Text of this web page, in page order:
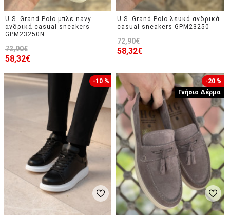
U.S. Grand Polo μπλε navy
ανδρικά casual sneakers
GPM23250N
58,32€
72,90€
U.S. Grand Polo λευκά ανδρικά
casual sneakers GPM23250
58,32€
72,90€
-10 %
Γνήσιο Δέρμα
-20 %